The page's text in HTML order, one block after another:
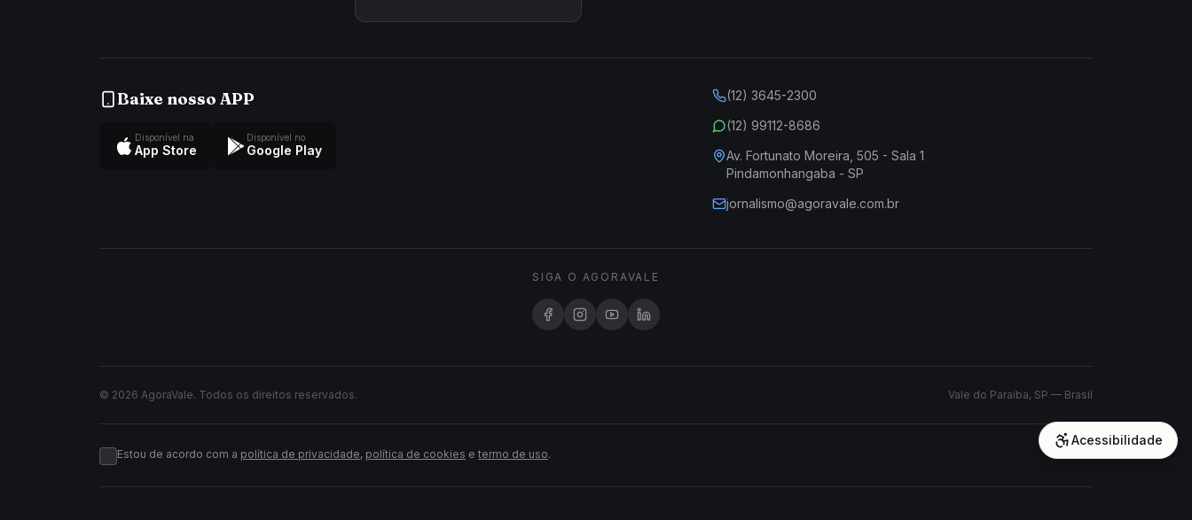
Baixe nosso APP
Disponível na
App Store
Disponível no
Google Play
(12) 3645-2300
(12) 99112-8686
Av. Fortunato Moreira, 505 - Sala 1
Pindamonhangaba - SP
jornalismo@agoravale.com.br
SIGA O AGORAVALE
© 2026 AgoraVale. Todos os direitos reservados. Vale do Paraíba, SP — Brasil
Estou de acordo com a política de privacidade, política de cookies e termo de uso.
Acessibilidade